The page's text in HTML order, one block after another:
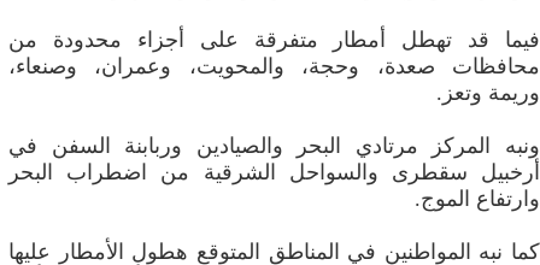
فيما قد تهطل أمطار متفرقة على أجزاء محدودة من
محافظات صعدة، وحجة، والمحويت، وعمران، وصنعاء،
وريمة وتعز.
ونبه المركز مرتادي البحر والصيادين وربابنة السفن في
أرخبيل سقطرى والسواحل الشرقية من اضطراب البحر
وارتفاع الموج.
كما نبه المواطنين في المناطق المتوقع هطول الأمطار عليها